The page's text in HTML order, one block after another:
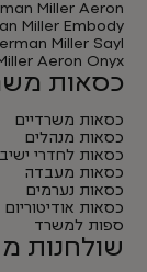
Miller Aeron
Miller Embody
Miller Sayl
Aeron Onyx
כסאות
כסאות משרדיים
כסאות מנהלים
כסאות לחדרי
כסאות מעבדה
כסאות נערמים
כסאות אודיטוריום
ספות למשרד
שולחנות